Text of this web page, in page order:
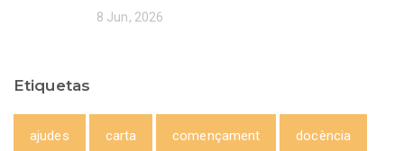
8 Jun, 2026
Etiquetas
ajudes carta començament docència